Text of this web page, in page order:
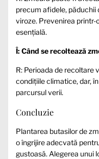
precum afidele, păduchii
viroze. Prevenirea
esențială.
Î: Când se recoltează
R: Perioada de recoltare
condițiile climatice, dar,
parcursul verii.
Concluzie
Plantarea butasilor de
o îngrijire adecvată
gustoasă. Alegerea unui